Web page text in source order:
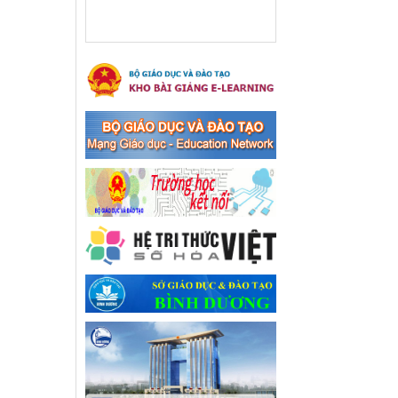
Hưởng ứng cuộc thi trực
tuyến "Tìm hiểu Nghị quyết
Trung ương 8 Khoá XIII"
Hưởng ứng cuộc thi trực tuyến
"Tìm hiểu Nghị quyết Trung
ương 8 Khoá XIII"
Ngày ban hành: 04/03/2024
Kế hoạch Triển khai công
tác tuyên truyền, đảm bảo
trật tự, an toàn giao thông
năm 2024 tại các cơ sở giáo
dục trên địa bàn thị xã Bến
Cát
Kế hoạch Triển khai công tác
tuyên truyền, đảm bảo trật tự,
an toàn giao thông năm 2024
tại các cơ sở giáo dục trên địa
bàn thị xã Bến Cát